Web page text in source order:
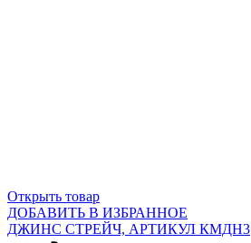
Открыть товар
ДОБАВИТЬ В ИЗБРАННОЕ
ДЖИНС СТРЕЙЧ, АРТИКУЛ КМДН3